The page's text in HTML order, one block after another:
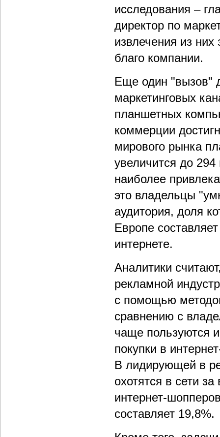
исследования –
директор по
извлечения из
благо компании.
Еще один "вызов"
маркетинговых
планшетных
коммерции
мирового рынка
увеличится до
наиболее
это владельцы
аудитория, доля
Европе
интернете.
Аналитики
рекламной
с помощью
сравнению с
чаще пользуются
покупки в
В лидирующей в
охотятся в сети
интернет-
составляет 19,8%.